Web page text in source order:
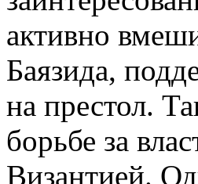
активно
Баязида,
на престол.
борьбе за
Византией.